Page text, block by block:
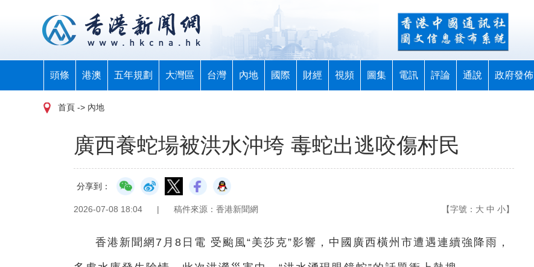
頭條 港澳 五年規劃 大灣區 台灣 內地 國際 財經 視頻 圖集 電訊 評論 通說 政府發佈
首頁 -> 內地
廣西養蛇場被洪水沖垮 毒蛇出逃咬傷村民
分享到：
2026-07-08 18:04 | 稿件來源：香港新聞網 【字號： 大 中 小】
香港新聞網7月8日電 受颱風“美莎克”影響，中國廣西橫州市遭遇連續強降雨，